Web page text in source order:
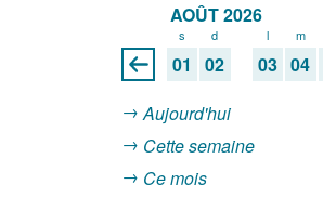
AOÛT 2026
s
01
d
02
l
03
m
04
Aujourd'hui
Cette semaine
Ce mois